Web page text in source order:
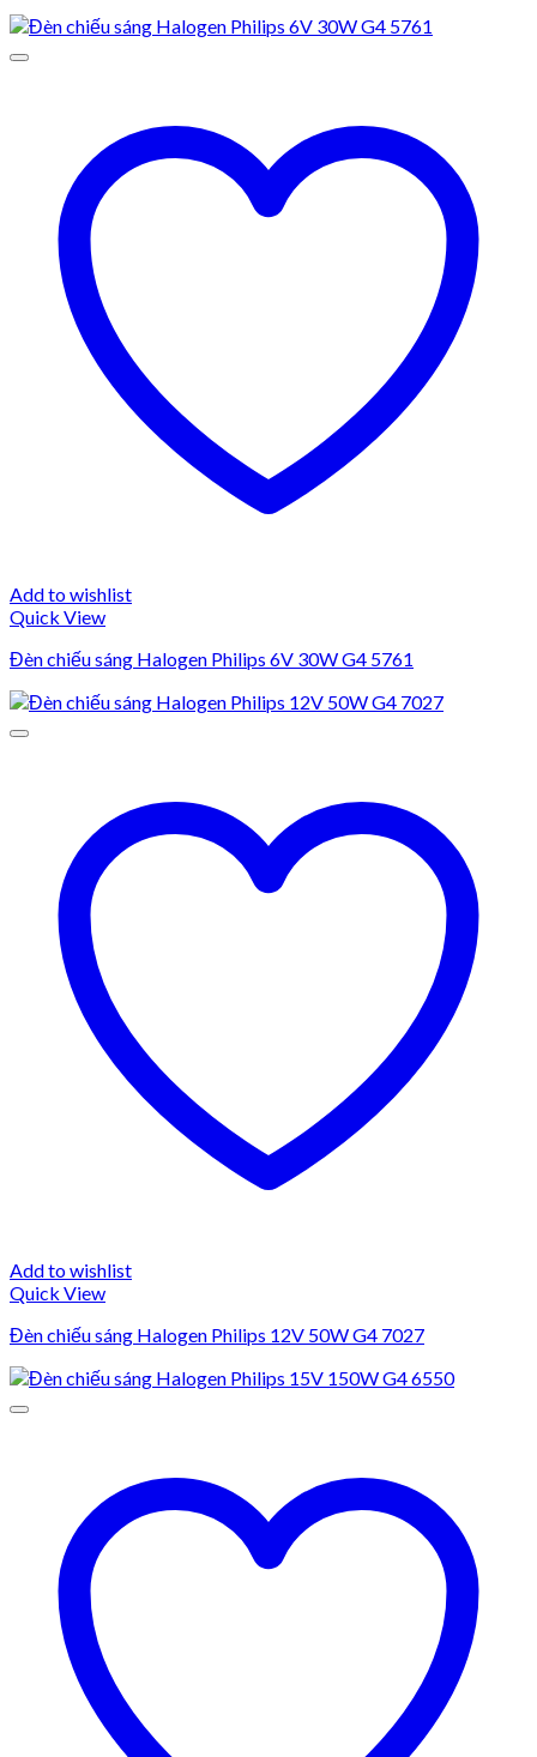
Add to wishlist
Quick View
Đèn chiếu sáng Halogen Philips 6V 30W G4 5761
Add to wishlist
Quick View
Đèn chiếu sáng Halogen Philips 12V 50W G4 7027